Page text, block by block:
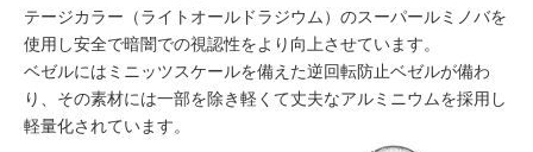
テージカラー（ライトオールドラジウム）のスーパールミノバを
使用し安全で暗闇での視認性をより向上させています。
ベゼルにはミニッツスケールを備えた逆回転防止ベゼルが備わ
り、その素材には一部を除き軽くて丈夫なアルミニウムを採用し
軽量化されています。